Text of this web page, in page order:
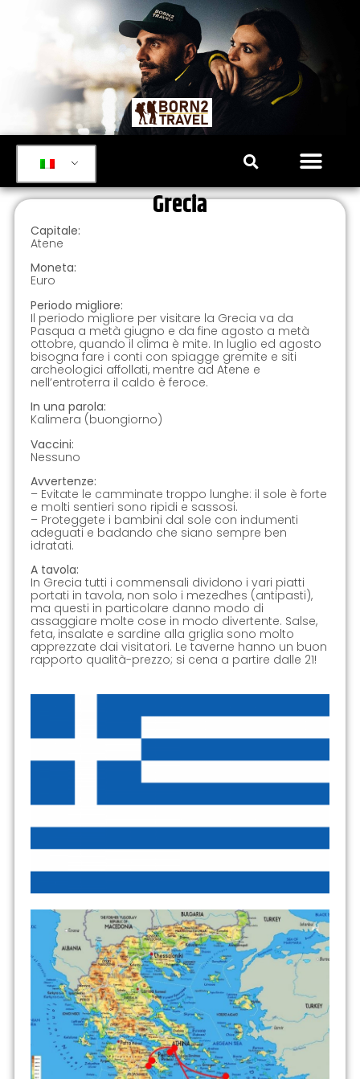
Grecia
Capitale:
Atene
Moneta:
Euro
Periodo migliore:
Il periodo migliore per visitare la Grecia va da
Pasqua a metà giugno e da fine agosto a metà
ottobre, quando il clima è mite. In luglio ed agosto
bisogna fare i conti con spiagge gremite e siti
archeologici affollati, mentre ad Atene e
nell’entroterra il caldo è feroce.
In una parola:
Kalimera (buongiorno)
Vaccini:
Nessuno
Avvertenze:
– Evitate le camminate troppo lunghe: il sole è forte
e molti sentieri sono ripidi e sassosi.
– Proteggete i bambini dal sole con indumenti
adeguati e badando che siano sempre ben
idratati.
A tavola:
In Grecia tutti i commensali dividono i vari piatti
portati in tavola, non solo i mezedhes (antipasti),
ma questi in particolare danno modo di
assaggiare molte cose in modo divertente. Salse,
feta, insalate e sardine alla griglia sono molto
apprezzate dai visitatori. Le taverne hanno un buon
rapporto qualità-prezzo; si cena a partire dalle 21!